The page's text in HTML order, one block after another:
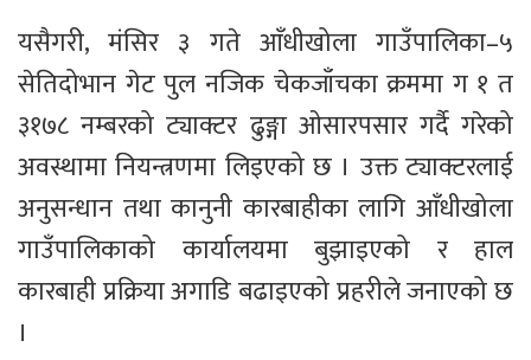
यसैगरी, मंसिर ३ गते आँधीखोला गाउँपालिका–५
सेतिदोभान गेट पुल नजिक चेकजाँचका क्रममा ग १ त
३१७८ नम्बरको ट्याक्टर ढुङ्गा ओसारपसार गर्दै गरेको
अवस्थामा नियन्त्रणमा लिइएको छ । उक्त ट्याक्टरलाई
अनुसन्धान तथा कानुनी कारबाहीका लागि आँधीखोला
गाउँपालिकाको कार्यालयमा बुझाइएको र हाल
कारबाही प्रक्रिया अगाडि बढाइएको प्रहरीले जनाएको छ
।